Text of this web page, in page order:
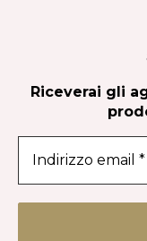
Riceverai gli